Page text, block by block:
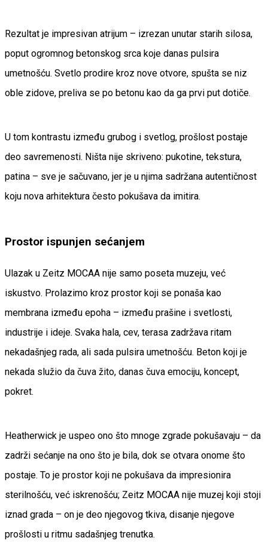
Rezultat je impresivan atrijum – izrezan unutar starih silosa,
poput ogromnog betonskog srca koje danas pulsira
umetnošću. Svetlo prodire kroz nove otvore, spušta se niz
oble zidove, preliva se po betonu kao da ga prvi put dotiče.
U tom kontrastu između grubog i svetlog, prošlost postaje
deo savremenosti. Ništa nije skriveno: pukotine, tekstura,
patina – sve je sačuvano, jer je u njima sadržana autentičnost
koju nova arhitektura često pokušava da imitira.
Prostor ispunjen sećanjem
Ulazak u Zeitz MOCAA nije samo poseta muzeju, već
iskustvo. Prolazimo kroz prostor koji se ponaša kao
membrana između epoha – između prašine i svetlosti,
industrije i ideje. Svaka hala, cev, terasa zadržava ritam
nekadašnjeg rada, ali sada pulsira umetnošću. Beton koji je
nekada služio da čuva žito, danas čuva emociju, koncept,
pokret.
Heatherwick je uspeo ono što mnoge zgrade pokušavaju – da
zadrži sećanje na ono što je bila, dok se otvara onome što
postaje. To je prostor koji ne pokušava da impresionira
sterilnošću, već iskrenošću; Zeitz MOCAA nije muzej koji stoji
iznad grada – on je deo njegovog tkiva, disanje njegove
prošlosti u ritmu sadašnjeg trenutka.